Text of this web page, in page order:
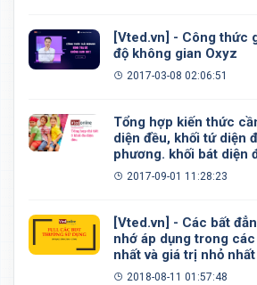
[Vted.vn] - Công thức
độ không gian Oxyz
2017-03-08 02:06:51
Tổng hợp kiến thức
diện đều, khối tứ diện
phương. khối bát diện
đều, khối 20 mặt đều
2017-09-01 11:28:23
[Vted.vn] - Các bất
nhớ áp dụng trong
nhất và giá trị nhỏ nhất
2018-08-11 01:57:48